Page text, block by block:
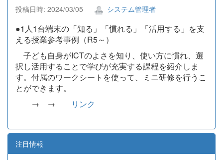
投稿日時: 2024/03/05 システム管理者
●1人1台端末の「知る」「慣れる」「活用する」を支
える授業参考事例（R5～）
子ども自身がICTのよさを知り、使い方に慣れ、選
択し活用することで学びが充実する課程を紹介しま
す。付属のワークシートを使って、ミニ研修を行うこ
とができます。
→ →
リンク
注目情報